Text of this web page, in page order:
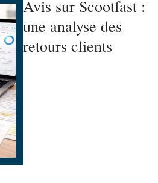
Avis sur Scootfast :
une analyse des
retours clients